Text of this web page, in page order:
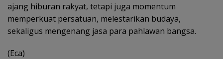
ajang hiburan rakyat, tetapi juga momentum
memperkuat persatuan, melestarikan budaya,
sekaligus mengenang jasa para pahlawan bangsa.
(Eca)